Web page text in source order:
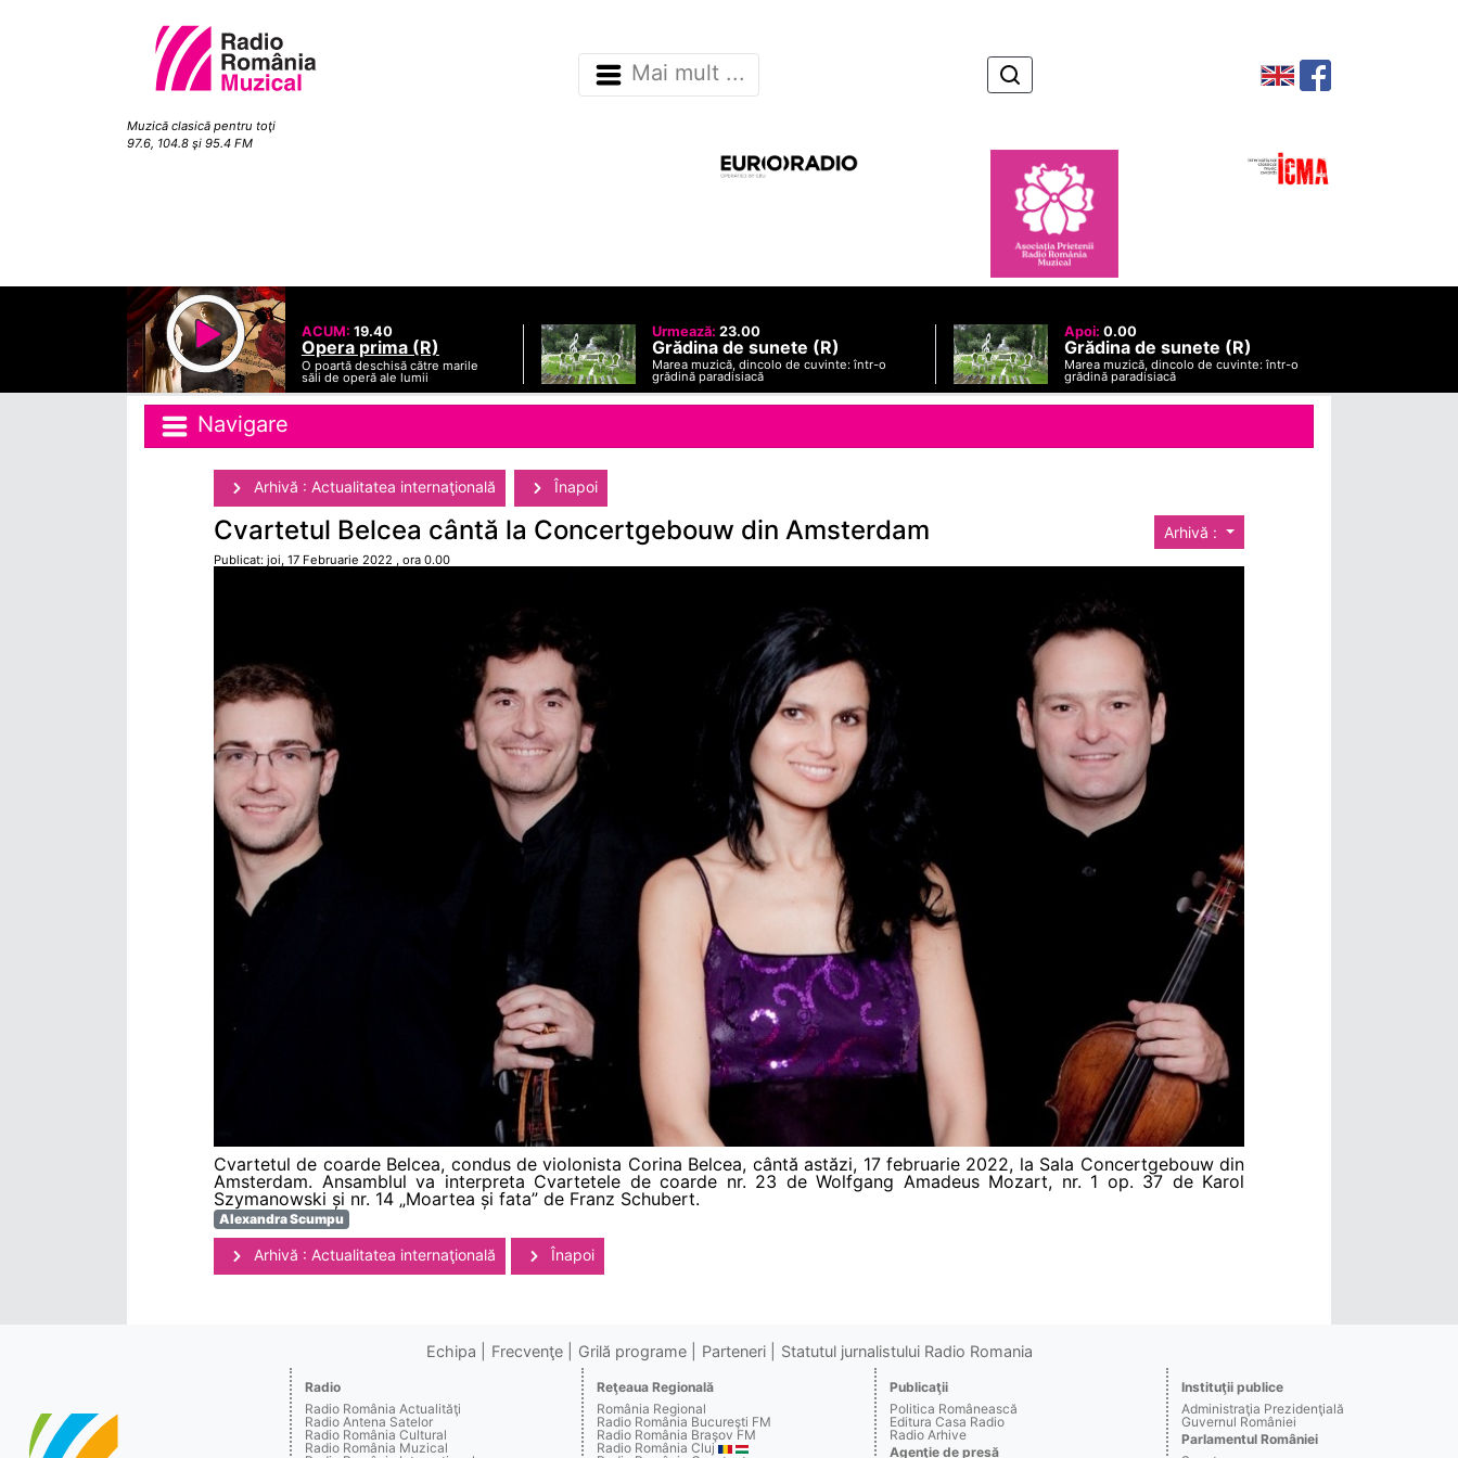
Muzică clasică pentru toţi
97.6, 104.8 şi 95.4 FM
Mai mult ...
ACUM: 19.40
Opera prima (R)
O poartă deschisă către marile
săli de operă ale lumii
Urmează: 23.00
Grădina de sunete (R)
Marea muzică, dincolo de cuvinte: într-o
grădină paradisiacă
Apoi: 0.00
Grădina de sunete (R)
Marea muzică, dincolo de cuvinte: într-o
grădină paradisiacă
Navigare
Arhivă : Actualitatea internaţională Înapoi
Arhivă :
Cvartetul Belcea cântă la Concertgebouw din Amsterdam
Publicat: joi, 17 Februarie 2022 , ora 0.00
Cvartetul de coarde Belcea, condus de violonista Corina Belcea, cântă astăzi, 17 februarie 2022, la Sala Concertgebouw din
Amsterdam. Ansamblul va interpreta Cvartetele de coarde nr. 23 de Wolfgang Amadeus Mozart, nr. 1 op. 37 de Karol
Szymanowski și nr. 14 „Moartea și fata” de Franz Schubert.
Alexandra Scumpu
Arhivă : Actualitatea internaţională Înapoi
Echipa Frecvenţe Grilă programe Parteneri Statutul jurnalistului Radio Romania
Radio
Radio România Actualităţi
Radio Antena Satelor
Radio România Cultural
Radio România Muzical
Reţeaua Regională
România Regional
Radio România Bucureşti FM
Radio România Braşov FM
Radio România Cluj
Publicaţii
Politica Românească
Editura Casa Radio
Radio Arhive
Agenţie de presă
Instituţii publice
Administraţia Prezidenţială
Guvernul României
Parlamentul României